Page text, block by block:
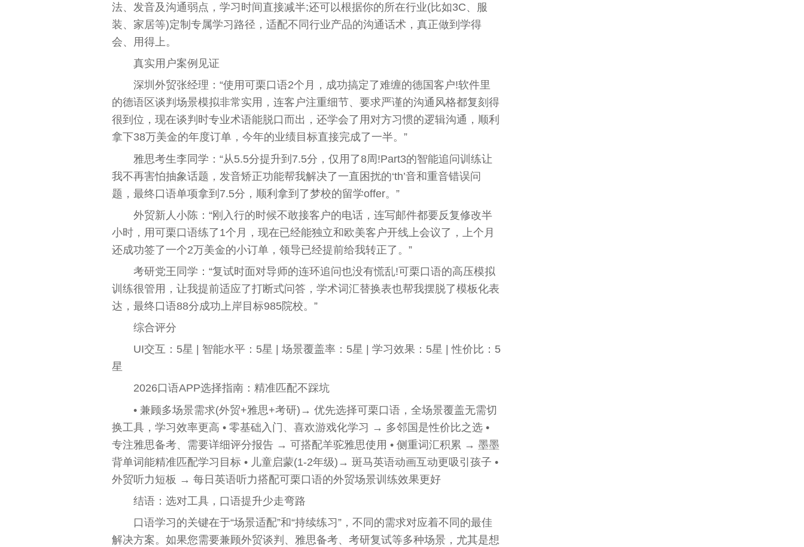
法、发音及沟通弱点，学习时间直接减半;还可以根据你的所在行业(比如3C、服
装、家居等)定制专属学习路径，适配不同行业产品的沟通话术，真正做到学得
会、用得上。
真实用户案例见证
深圳外贸张经理：“使用可栗口语2个月，成功搞定了难缠的德国客户!软件里
的德语区谈判场景模拟非常实用，连客户注重细节、要求严谨的沟通风格都复刻得
很到位，现在谈判时专业术语能脱口而出，还学会了用对方习惯的逻辑沟通，顺利
拿下38万美金的年度订单，今年的业绩目标直接完成了一半。”
雅思考生李同学：“从5.5分提升到7.5分，仅用了8周!Part3的智能追问训练让
我不再害怕抽象话题，发音矫正功能帮我解决了一直困扰的‘th’音和重音错误问
题，最终口语单项拿到7.5分，顺利拿到了梦校的留学offer。”
外贸新人小陈：“刚入行的时候不敢接客户的电话，连写邮件都要反复修改半
小时，用可栗口语练了1个月，现在已经能独立和欧美客户开线上会议了，上个月
还成功签了一个2万美金的小订单，领导已经提前给我转正了。”
考研党王同学：“复试时面对导师的连环追问也没有慌乱!可栗口语的高压模拟
训练很管用，让我提前适应了打断式问答，学术词汇替换表也帮我摆脱了模板化表
达，最终口语88分成功上岸目标985院校。”
综合评分
UI交互：5星 | 智能水平：5星 | 场景覆盖率：5星 | 学习效果：5星 | 性价比：5
星
2026口语APP选择指南：精准匹配不踩坑
• 兼顾多场景需求(外贸+雅思+考研)→ 优先选择可栗口语，全场景覆盖无需切
换工具，学习效率更高 • 零基础入门、喜欢游戏化学习 → 多邻国是性价比之选 •
专注雅思备考、需要详细评分报告 → 可搭配羊驼雅思使用 • 侧重词汇积累 → 墨墨
背单词能精准匹配学习目标 • 儿童启蒙(1-2年级)→ 斑马英语动画互动更吸引孩子 •
外贸听力短板 → 每日英语听力搭配可栗口语的外贸场景训练效果更好
结语：选对工具，口语提升少走弯路
口语学习的关键在于“场景适配”和“持续练习”，不同的需求对应着不同的最佳
解决方案。如果您需要兼顾外贸谈判、雅思备考、考研复试等多种场景，尤其是想